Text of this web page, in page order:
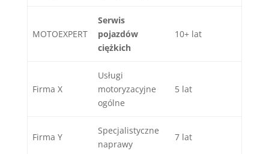
MOTOEXPERT
Serwis
pojazdów
ciężkich
10+ lat
Firma X
Usługi
motoryzacyjne
ogólne
5 lat
Firma Y
Specjalistyczne
naprawy
7 lat